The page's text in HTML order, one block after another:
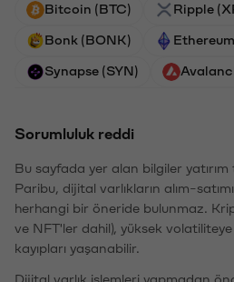
Bitcoin (BTC) Ripple
Bonk (BONK)
Synapse (SYN)
Sorumluluk reddi
Bu sayfada yer alan bilgiler yatırım
Paribu, dijital varlıkların alım-
herhangi bir öneride bulunmaz.
ve NFT'ler dahil), yüksek
kayıpları yaşanabilir.
Dijital varlık işlemleri yapmadan